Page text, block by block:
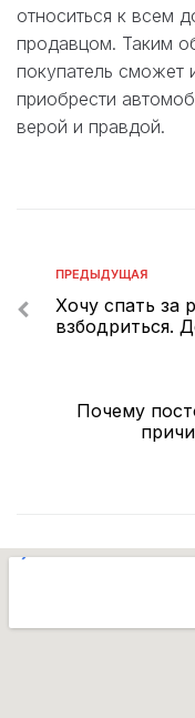
относиться к всем
продавцом. Таким
покупатель сможет
приобрести
верой и правдой.
ПРЕДЫДУЩАЯ
Хочу спать за
взбодриться.
Почему